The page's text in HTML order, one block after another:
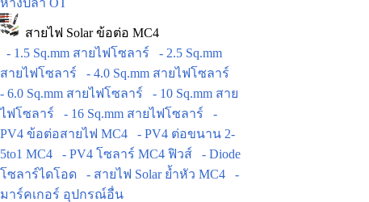
หางปลา OT
สายไฟ Solar ข้อต่อ MC4
- 1.5 Sq.mm สายไฟโซลาร์
- 2.5 Sq.mm
สายไฟโซลาร์
- 4.0 Sq.mm สายไฟโซลาร์
- 6.0 Sq.mm สายไฟโซลาร์
- 10 Sq.mm สาย
ไฟโซลาร์
- 16 Sq.mm สายไฟโซลาร์
-
PV4 ข้อต่อสายไฟ MC4
- PV4 ต่อขนาน 2-
5to1 MC4
- PV4 โซลาร์ MC4 ฟิวส์
- Diode
โซลาร์ไดโอด
- สายไฟ Solar ย้ำหัว MC4
-
มาร์คเกอร์ อุปกรณ์อื่น